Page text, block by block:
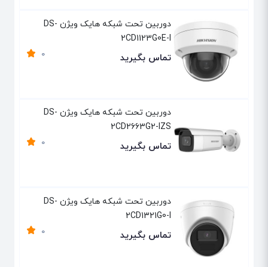
دوربین تحت شبکه هایک ویژن DS-
2CD1123G0E-I
0 تماس بگیرید
دوربین تحت شبکه هایک ویژن DS-
2CD2663G2-IZS
0 تماس بگیرید
دوربین تحت شبکه هایک ویژن DS-
2CD1321G0-I
0 تماس بگیرید